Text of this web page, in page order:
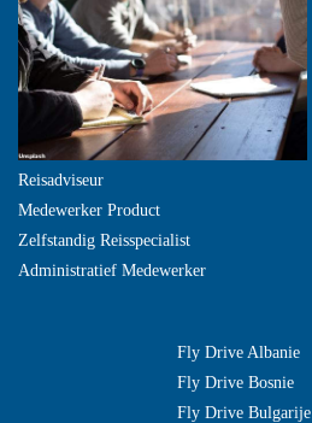
Reisadviseur
Medewerker Product
Zelfstandig Reisspecialist
Administratief Medewerker
Fly Drive Albanie
Fly Drive Bosnie
Fly Drive Bulgarije